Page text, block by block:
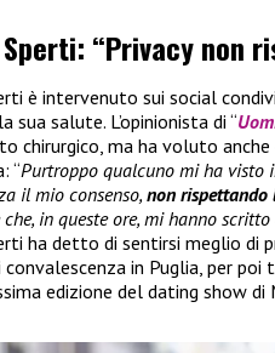
“Privacy non
è intervenuto sui social
sua salute. L’opinionista di “
chirurgico, ma ha voluto
“Purtroppo qualcuno mi ha visto
il mio consenso, non rispettando
che, in queste ore, mi hanno
ha detto di sentirsi meglio di
convalescenza in Puglia, per
edizione del dating show di